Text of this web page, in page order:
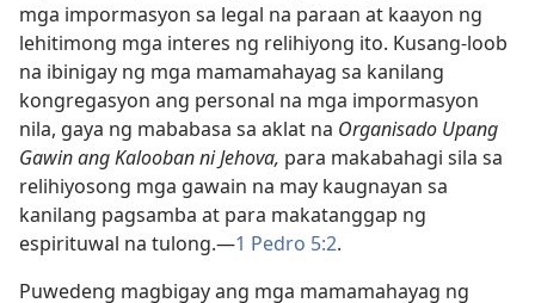
mga impormasyon sa legal na paraan at kaayon ng
lehitimong mga interes ng relihiyong ito. Kusang-loob
na ibinigay ng mga mamamahayag sa kanilang
kongregasyon ang personal na mga impormasyon
nila, gaya ng mababasa sa aklat na Organisado Upang
Gawin ang Kalooban ni Jehova, para makabahagi sila sa
relihiyosong mga gawain na may kaugnayan sa
kanilang pagsamba at para makatanggap ng
espirituwal na tulong.—1 Pedro 5:2.
Puwedeng magbigay ang mga mamamahayag ng